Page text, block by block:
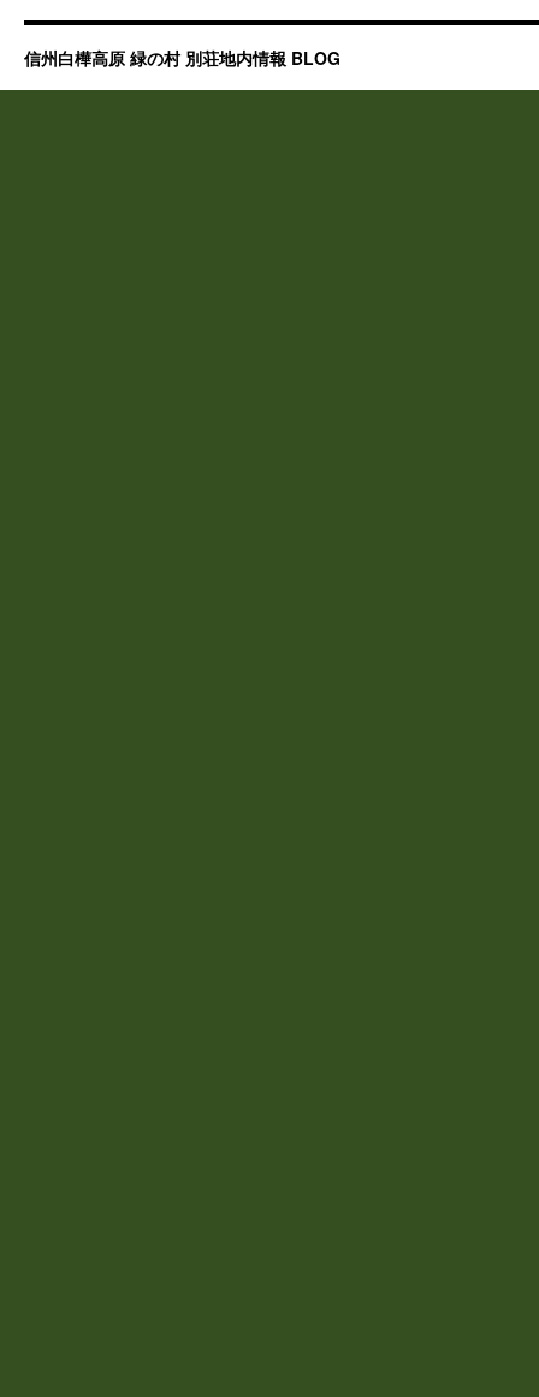
信州白樺高原 緑の村 別荘地内情報 BLOG